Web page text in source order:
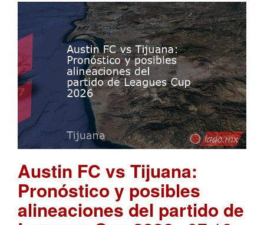
Austin FC vs Tijuana:
Pronóstico y posibles
alineaciones del partido de